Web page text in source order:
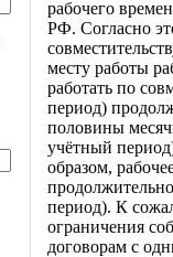
рабочего
РФ. Согласно
месту работы
работать по
период)
половины
учётный
образом,
период). К
ограничения
договорам с